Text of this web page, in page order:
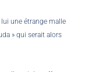
lui une étrange malle
» qui serait alors